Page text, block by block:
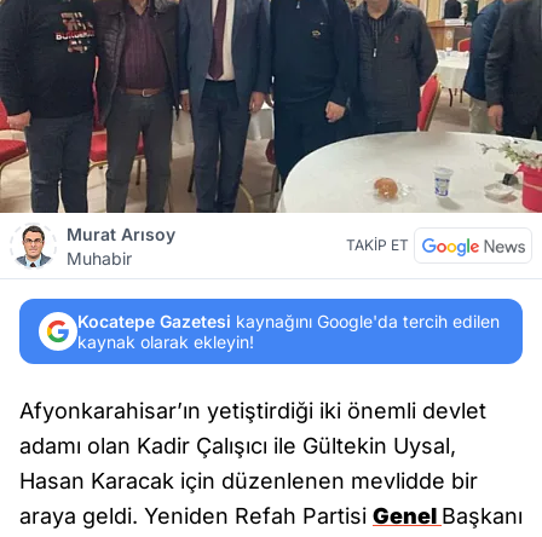
Murat Arısoy
Muhabir
TAKİP ET
Kocatepe Gazetesi kaynağını Google'da tercih edilen
kaynak olarak ekleyin!
Afyonkarahisar’ın yetiştirdiği iki önemli devlet
adamı olan Kadir Çalışıcı ile Gültekin Uysal,
Hasan Karacak için düzenlenen mevlidde bir
araya geldi. Yeniden Refah Partisi Genel Başkanı